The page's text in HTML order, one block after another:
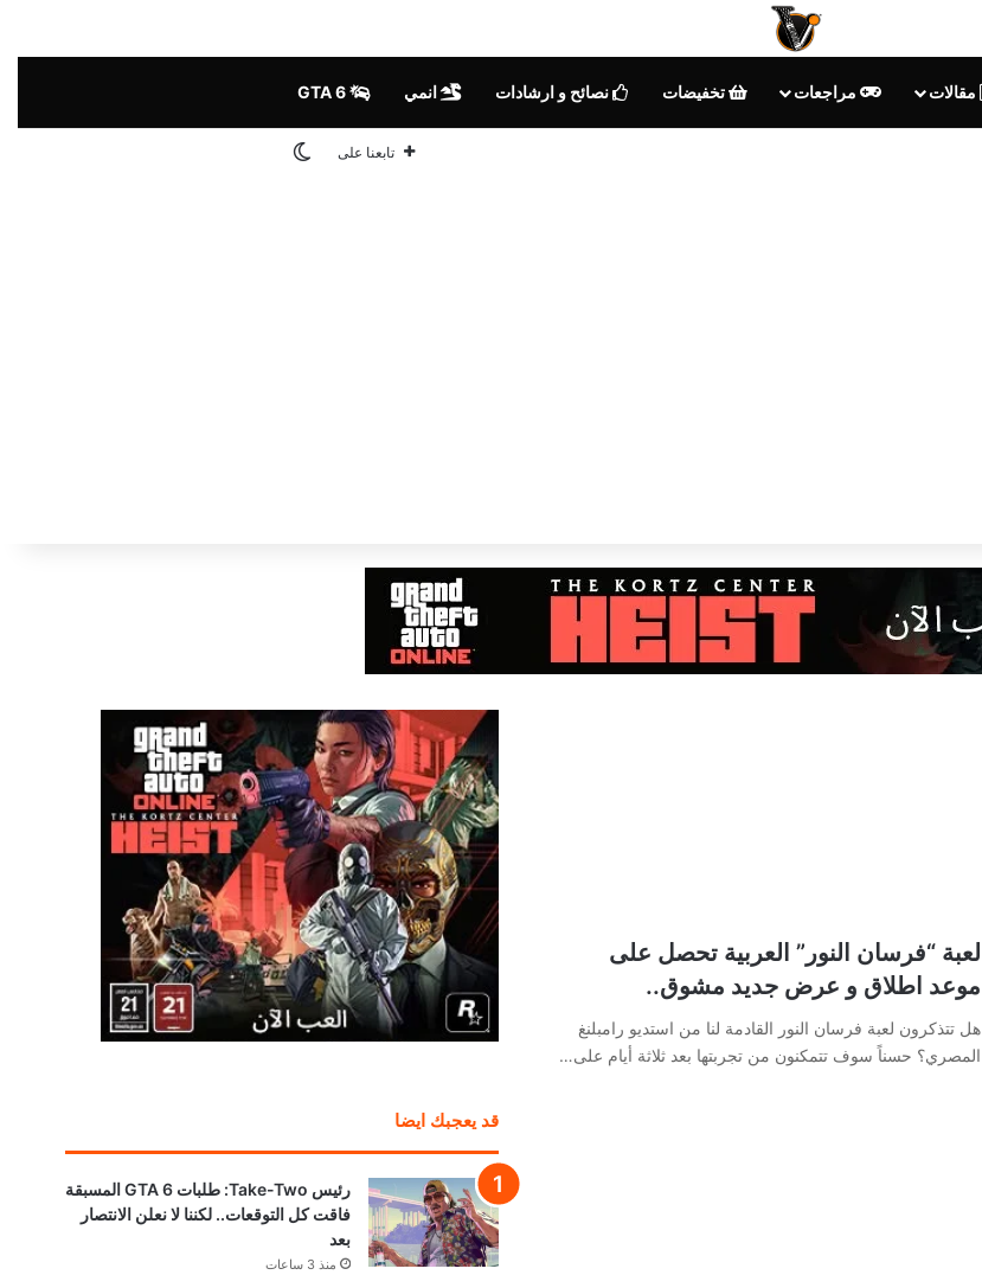
مقالات مراجعات تخفيضات نصائح و ارشادات انمي
تابعنا على الوضع المظلم
لعبة “فرسان النور” العربية تحصل على
موعد اطلاق و عرض جديد مشوق..
هل تتذكرون لعبة فرسان النور القادمة لنا من استديو رامبلنغ
المصري؟ حسناً سوف تتمكنون من تجربتها بعد ثلاثة أيام على…
قد يعجبك ايضا
رئيس Take-Two: طلبات GTA 6 المسبقة
فاقت كل التوقعات.. لكننا لا نعلن الانتصار
بعد
منذ 3 ساعات